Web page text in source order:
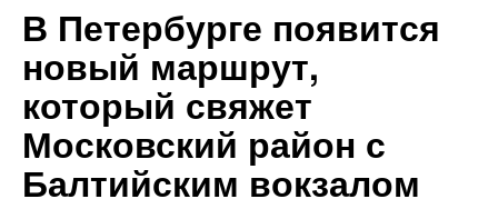
В Петербурге появится
новый маршрут,
который свяжет
Московский район с
Балтийским вокзалом